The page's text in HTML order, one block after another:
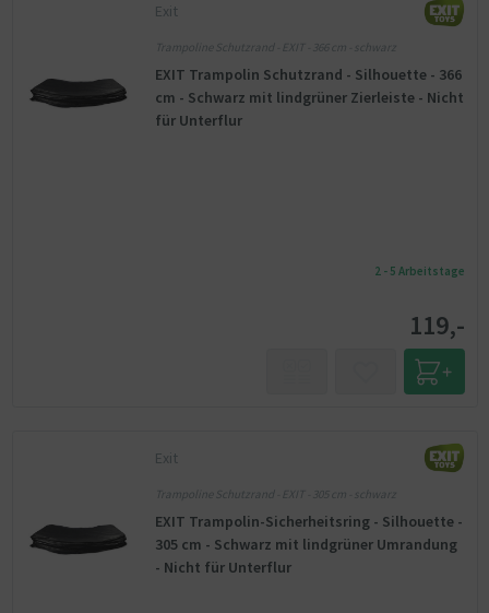
Exit
Trampoline Schutzrand - EXIT - 366 cm - schwarz
EXIT Trampolin Schutzrand - Silhouette - 366
cm - Schwarz mit lindgrüner Zierleiste - Nicht
für Unterflur
2 - 5 Arbeitstage
119,-
Exit
Trampoline Schutzrand - EXIT - 305 cm - schwarz
EXIT Trampolin-Sicherheitsring - Silhouette -
305 cm - Schwarz mit lindgrüner Umrandung
- Nicht für Unterflur